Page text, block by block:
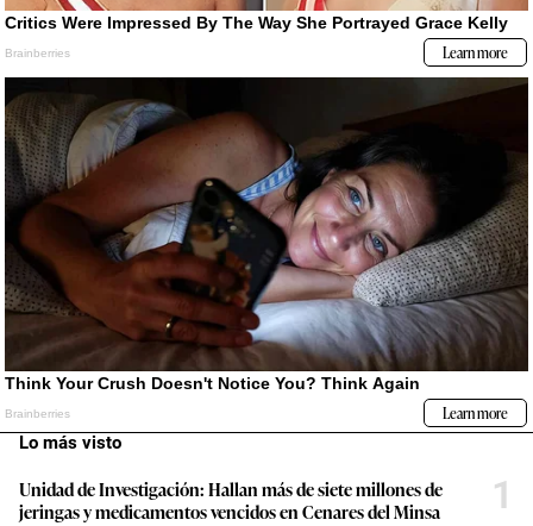
Lo más visto
Unidad de Investigación: Hallan más de siete millones de
jeringas y medicamentos vencidos en Cenares del Minsa
1